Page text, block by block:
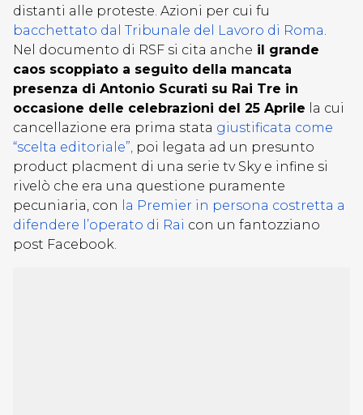
distanti alle proteste. Azioni per cui fu
bacchettato dal Tribunale del Lavoro di Roma.
Nel documento di RSF si cita anche il grande
caos scoppiato a seguito della mancata
presenza di Antonio Scurati su Rai Tre in
occasione delle celebrazioni del 25 Aprile la cui
cancellazione era prima stata giustificata come
“scelta editoriale”, poi legata ad un presunto
product placment di una serie tv Sky e infine si
rivelò che era una questione puramente
pecuniaria, con
la Premier in persona costretta a
difendere l’operato di Rai con un fantozziano
post Facebook.